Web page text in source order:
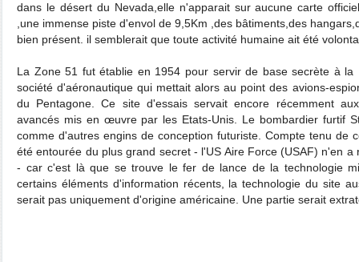
dans le désert du Nevada,elle n'apparait sur aucune carte
,une immense piste d'envol de 9,5Km ,des bâtiments,des
bien présent. il semblerait que toute activité humaine ait été
La Zone 51 fut établie en 1954 pour servir de base secrète à la
société d'aéronautique qui mettait alors au point des avions-
du Pentagone. Ce site d'essais servait encore récemment
avancés mis en œuvre par les Etats-Unis. Le bombardier furtif
comme d'autres engins de conception futuriste. Compte tenu de
été entourée du plus grand secret - l'US Aire Force (USAF) n'en
- car c'est là que se trouve le fer de lance de la technologie
certains éléments d'information récents, la technologie du site
serait pas uniquement d'origine américaine. Une partie serait